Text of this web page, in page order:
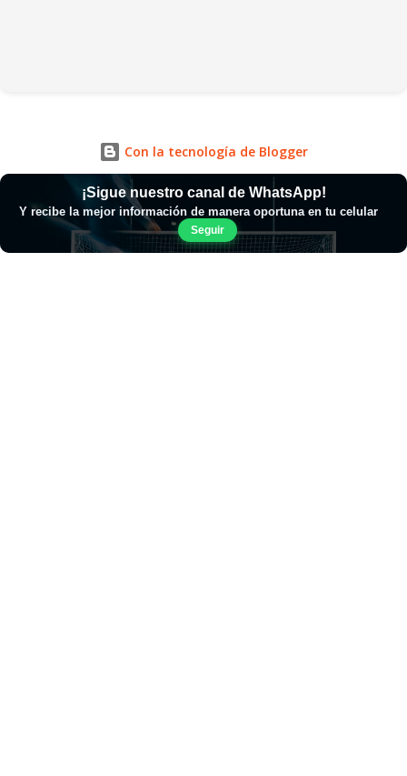
Con la tecnología de Blogger
¡Sigue nuestro canal de WhatsApp!
Y recibe la mejor información de manera oportuna en tu celular
Seguir